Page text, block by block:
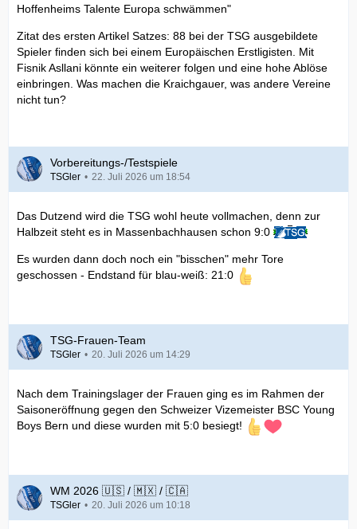
Hoffenheims Talente Europa schwämmen"
Zitat des ersten Artikel Satzes: 88 bei der TSG ausgebildete
Spieler finden sich bei einem Europäischen Erstligisten. Mit
Fisnik Asllani könnte ein weiterer folgen und eine hohe Ablöse
einbringen. Was machen die Kraichgauer, was andere Vereine
nicht tun?
Vorbereitungs-/Testspiele
TSGler 22. Juli 2026 um 18:54
Das Dutzend wird die TSG wohl heute vollmachen, denn zur
Halbzeit steht es in Massenbachhausen schon 9:0
Es wurden dann doch noch ein "bisschen" mehr Tore
geschossen - Endstand für blau-weiß: 21:0
TSG-Frauen-Team
TSGler 20. Juli 2026 um 14:29
Nach dem Trainingslager der Frauen ging es im Rahmen der
Saisoneröffnung gegen den Schweizer Vizemeister BSC Young
Boys Bern und diese wurden mit 5:0 besiegt!
WM 2026 🇺🇸 / 🇲🇽 / 🇨🇦
TSGler 20. Juli 2026 um 10:18